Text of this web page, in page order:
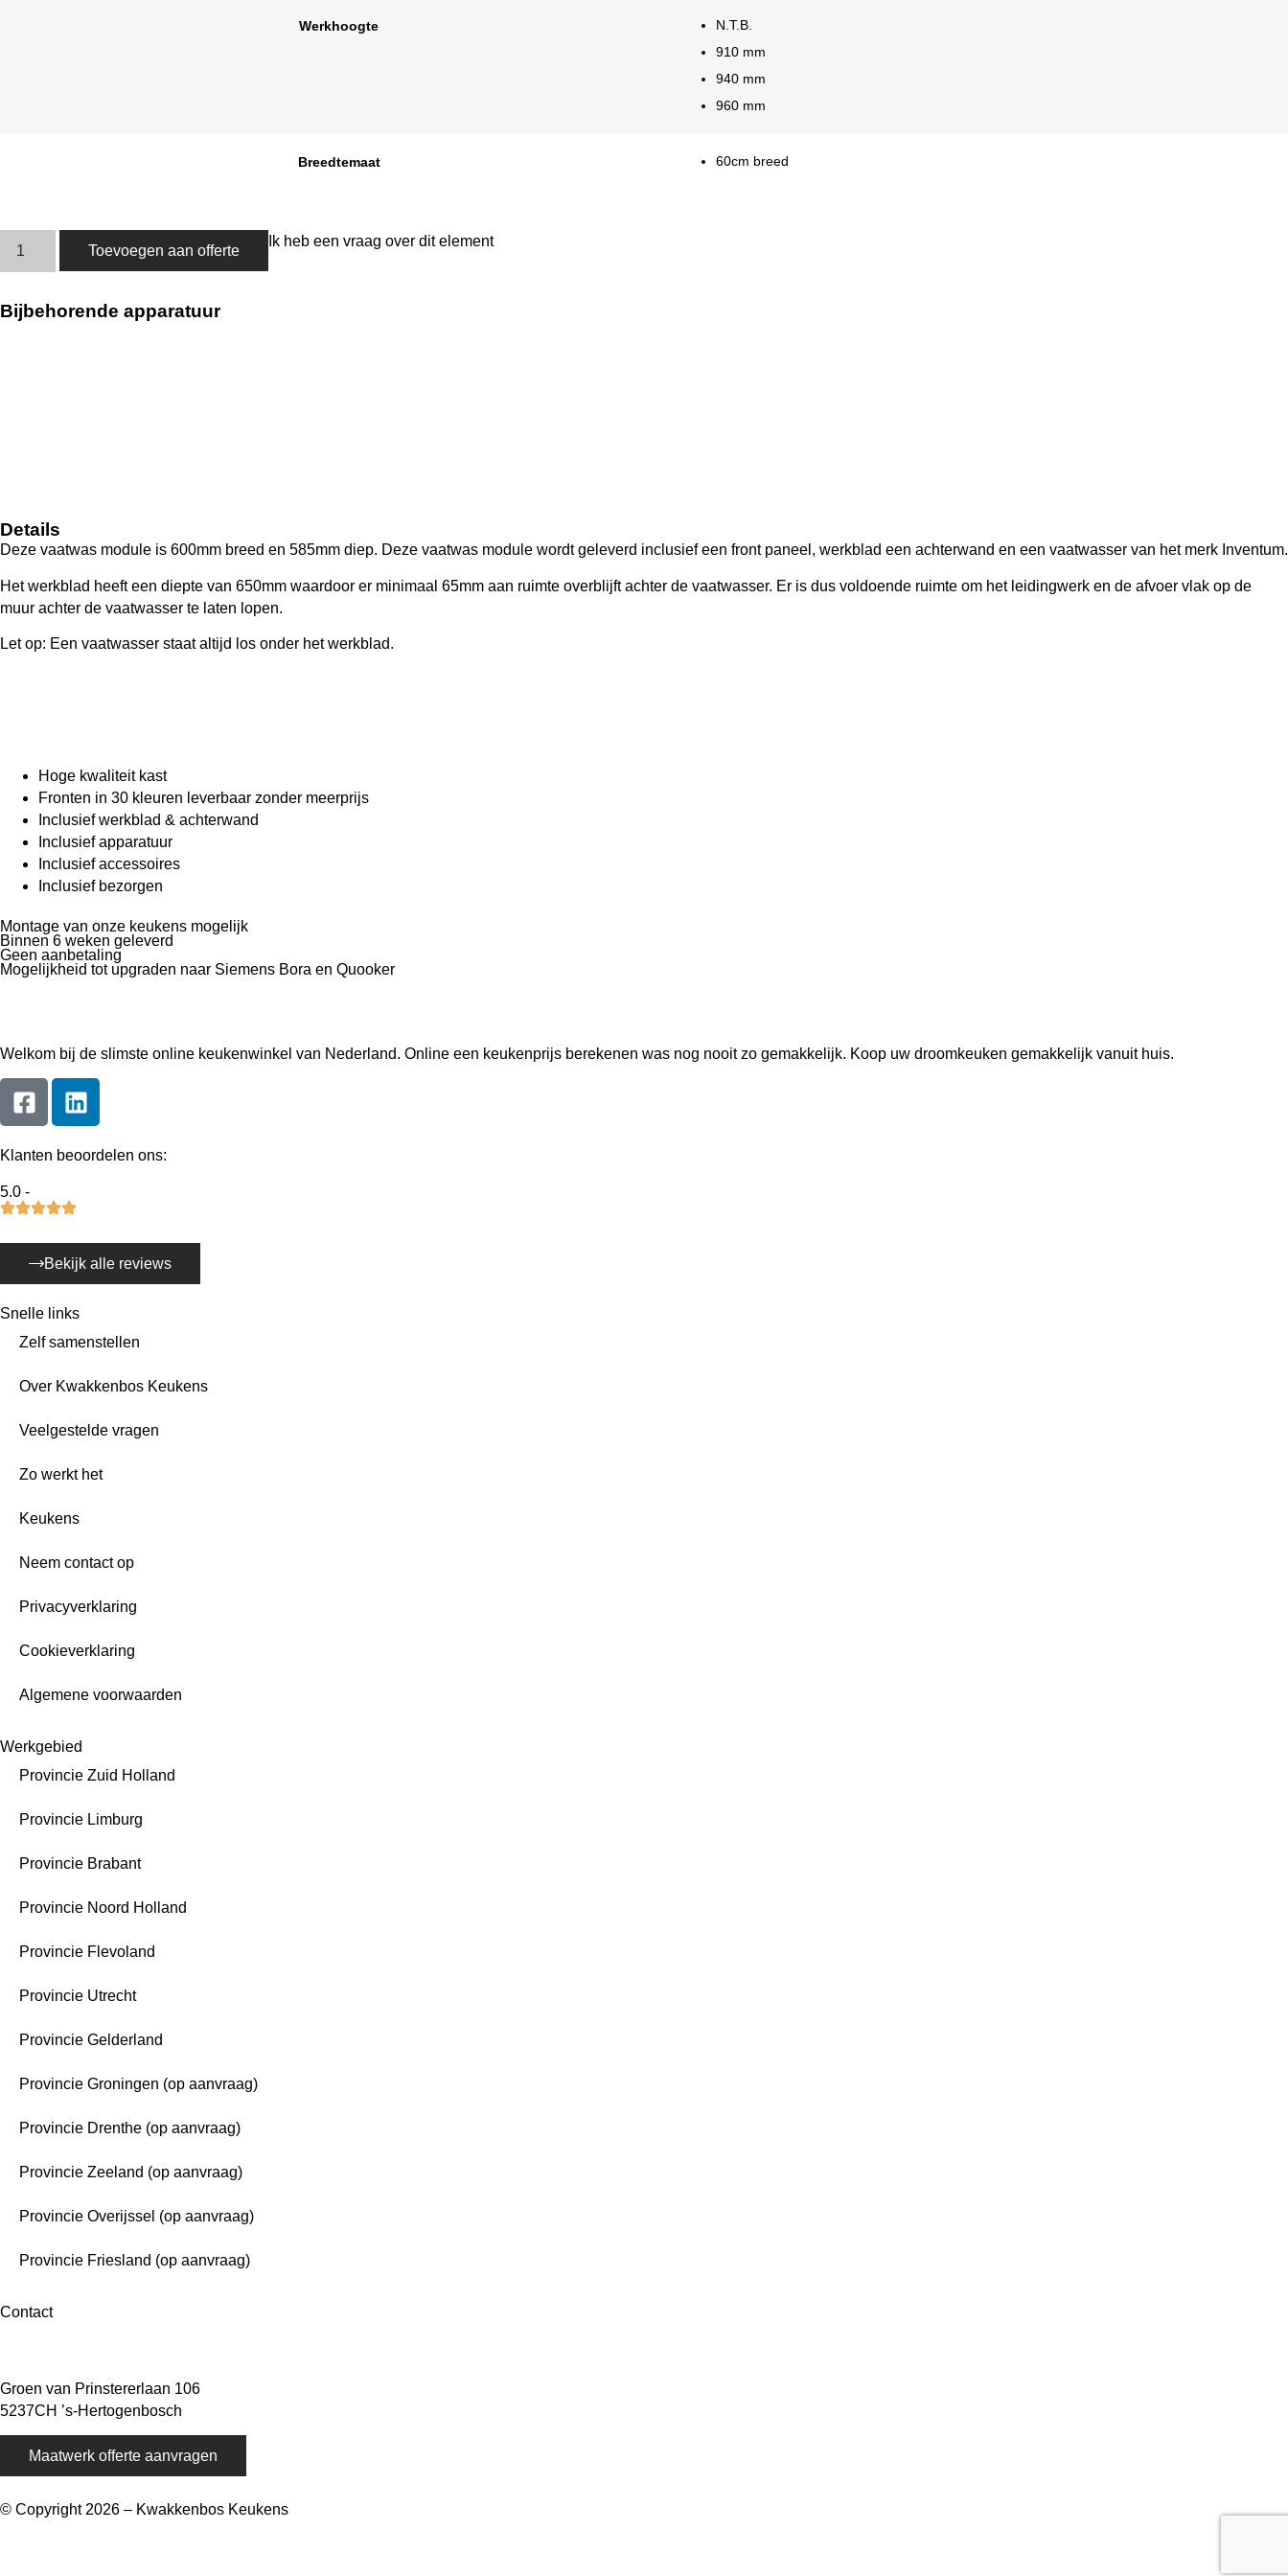
Werkhoogte
N.T.B.
910 mm
940 mm
960 mm
Breedtemaat 60cm breed
Toevoegen aan offerte
Ik heb een vraag over dit element
Bijbehorende apparatuur
Details
Deze vaatwas module is 600mm breed en 585mm diep. Deze vaatwas module wordt geleverd inclusief een front paneel, werkblad een achterwand en een vaatwasser van het merk Inventum.
Het werkblad heeft een diepte van 650mm waardoor er minimaal 65mm aan ruimte overblijft achter de vaatwasser. Er is dus voldoende ruimte om het leidingwerk en de afvoer vlak op de
muur achter de vaatwasser te laten lopen.
Let op: Een vaatwasser staat altijd los onder het werkblad.
Hoge kwaliteit kast
Fronten in 30 kleuren leverbaar zonder meerprijs
Inclusief werkblad & achterwand
Inclusief apparatuur
Inclusief accessoires
Inclusief bezorgen
Montage van onze keukens mogelijk
Binnen 6 weken geleverd
Geen aanbetaling
Mogelijkheid tot upgraden naar Siemens Bora en Quooker
Welkom bij de slimste online keukenwinkel van Nederland. Online een keukenprijs berekenen was nog nooit zo gemakkelijk. Koop uw droomkeuken gemakkelijk vanuit huis.
Klanten beoordelen ons:
5.0 -
Bekijk alle reviews
Snelle links
Zelf samenstellen
Over Kwakkenbos Keukens
Veelgestelde vragen
Zo werkt het
Keukens
Neem contact op
Privacyverklaring
Cookieverklaring
Algemene voorwaarden
Werkgebied
Provincie Zuid Holland
Provincie Limburg
Provincie Brabant
Provincie Noord Holland
Provincie Flevoland
Provincie Utrecht
Provincie Gelderland
Provincie Groningen (op aanvraag)
Provincie Drenthe (op aanvraag)
Provincie Zeeland (op aanvraag)
Provincie Overijssel (op aanvraag)
Provincie Friesland (op aanvraag)
Contact
Groen van Prinstererlaan 106
5237CH ’s-Hertogenbosch
Maatwerk offerte aanvragen
© Copyright 2026 – Kwakkenbos Keukens